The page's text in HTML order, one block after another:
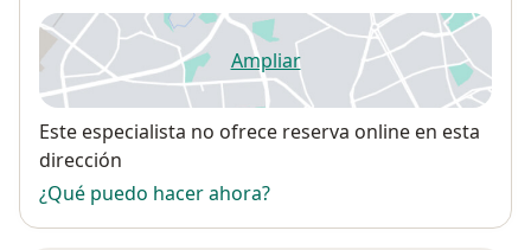
Ampliarse abre en una nueva
Disponibilidad
Este especialista no ofrece reserva online en esta
dirección
¿Qué puedo hacer ahora?